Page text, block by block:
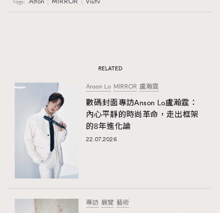
RELATED
Anson Lo MIRROR 盧瀚霆
數碼封面專訪Anson Lo盧瀚霆：
內心平靜的時尚革命，走出框架
的8年進化論
22.07.2026
專訪 展覽 藝術